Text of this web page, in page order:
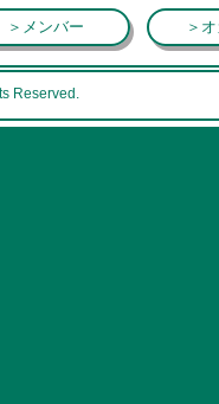
＞メンバー ＞
Reserved.